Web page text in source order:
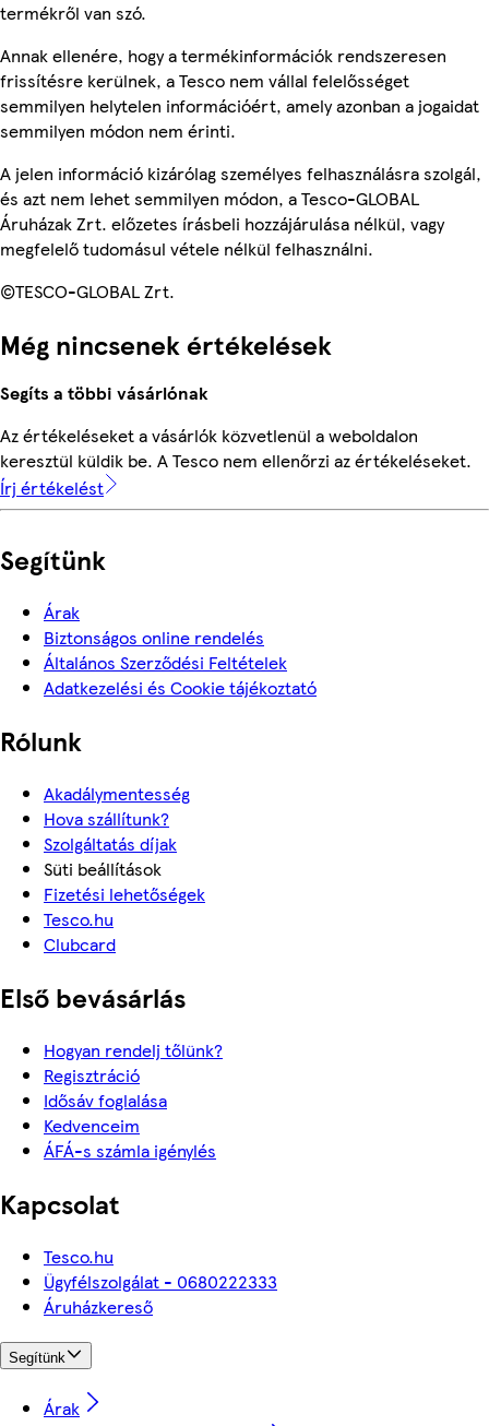
termékről van szó.
Annak ellenére, hogy a termékinformációk rendszeresen
frissítésre kerülnek, a Tesco nem vállal felelősséget
semmilyen helytelen információért, amely azonban a jogaidat
semmilyen módon nem érinti.
A jelen információ kizárólag személyes felhasználásra szolgál,
és azt nem lehet semmilyen módon, a Tesco-GLOBAL
Áruházak Zrt. előzetes írásbeli hozzájárulása nélkül, vagy
megfelelő tudomásul vétele nélkül felhasználni.
©TESCO-GLOBAL Zrt.
Még nincsenek értékelések
Segíts a többi vásárlónak
Az értékeléseket a vásárlók közvetlenül a weboldalon
keresztül küldik be. A Tesco nem ellenőrzi az értékeléseket.
Írj értékelést
Segítünk
Árak
Biztonságos online rendelés
Általános Szerződési Feltételek
Adatkezelési és Cookie tájékoztató
Rólunk
Akadálymentesség
Hova szállítunk?
Szolgáltatás díjak
Süti beállítások
Fizetési lehetőségek
Tesco.hu
Clubcard
Első bevásárlás
Hogyan rendelj tőlünk?
Regisztráció
Idősáv foglalása
Kedvenceim
ÁFÁ-s számla igénylés
Kapcsolat
Tesco.hu
Ügyfélszolgálat - 0680222333
Áruházkereső
Segítünk
Árak